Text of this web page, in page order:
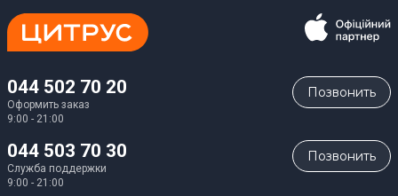
044 502 70 20
Оформить заказ
9:00 - 21:00
Позвонить
044 503 70 30
Служба поддержки
9:00 - 21:00
Позвонить